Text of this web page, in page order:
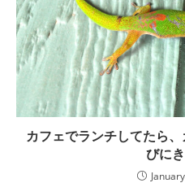
カフェでランチしてたら
びに